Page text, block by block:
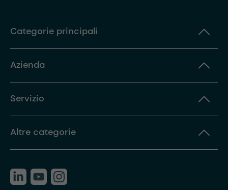
Categorie principali
Azienda
Servizio
Altre categorie